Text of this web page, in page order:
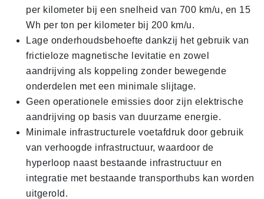
per kilometer bij een snelheid van 700 km/u, en 15
Wh per ton per kilometer bij 200 km/u.
Lage onderhoudsbehoefte dankzij het gebruik van
frictieloze magnetische levitatie en zowel
aandrijving als koppeling zonder bewegende
onderdelen met een minimale slijtage.
Geen operationele emissies door zijn elektrische
aandrijving op basis van duurzame energie.
Minimale infrastructurele voetafdruk door gebruik
van verhoogde infrastructuur, waardoor de
hyperloop naast bestaande infrastructuur en
integratie met bestaande transporthubs kan worden
uitgerold.